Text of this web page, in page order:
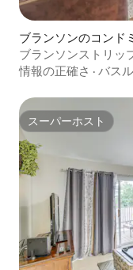
ブランソンのコンド
ブランソンストリッ
のコンドミニアム
情報の正確さ · バス
スーパーホスト
スーパーホスト